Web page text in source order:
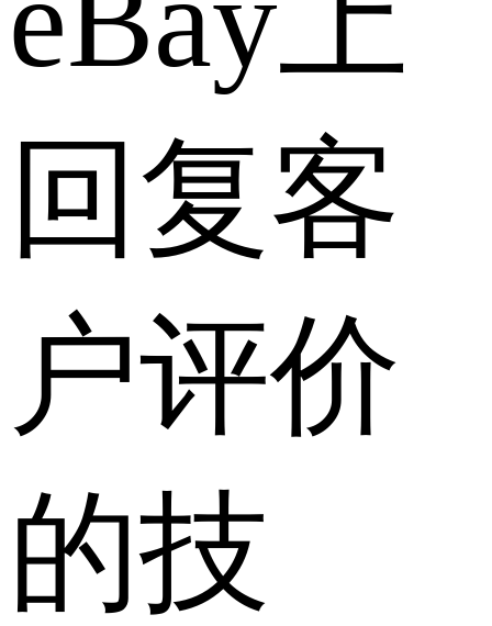
回复客
户评价
的技